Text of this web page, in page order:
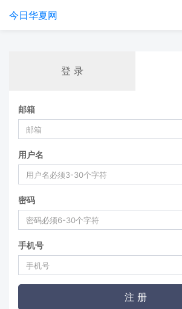
今日华夏网
登 录
邮箱
用户名
密码
手机号
注 册